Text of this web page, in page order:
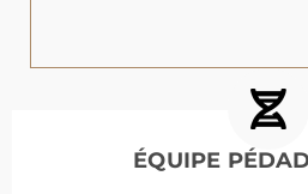
ÉQUIPE